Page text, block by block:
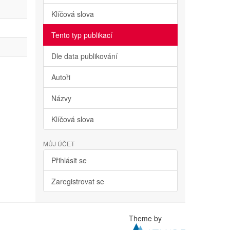
Klíčová slova
Tento typ publikací
Dle data publikování
Autoři
Názvy
Klíčová slova
MŮJ ÚČET
Přihlásit se
Zaregistrovat se
Theme by